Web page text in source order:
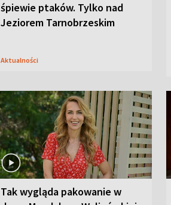
śpiewie ptaków. Tylko nad
Jeziorem Tarnobrzeskim
Aktualności
Tak wygląda pakowanie w